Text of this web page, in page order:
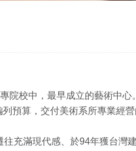
院校中，最早成立的藝術中
預算，交付美術系所專業經營
充滿現代感、於94年獲台灣